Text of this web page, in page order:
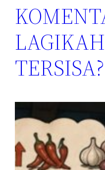
TERSISA?